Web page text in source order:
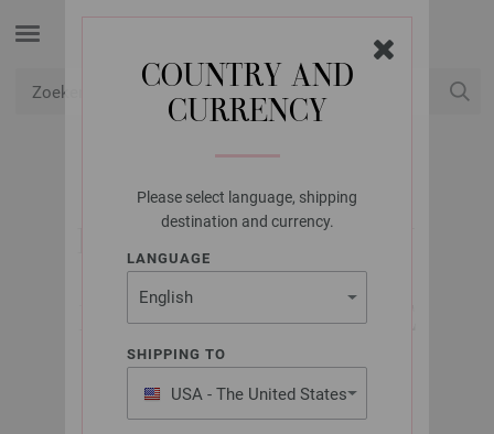
COUNTRY AND
CURRENCY
Please select language, shipping
destination and currency.
LANGUAGE
SHIPPING TO
USA - The United States
of America
LANA GROSSA
RONDBREINAALDEN
DESIGNER HOUT
MULTICOLOR DIKTE
4,5/100CM